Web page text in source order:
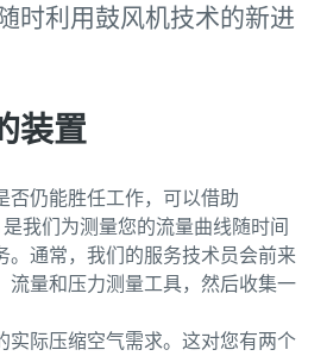
时利用鼓风机技术的新进
装置
否仍能胜任工作，可以借助
是我们为测量您的流量曲线随时间
。通常，我们的服务技术员会前来
流量和压力测量工具，然后收集一
实际压缩空气需求。这对您有两个